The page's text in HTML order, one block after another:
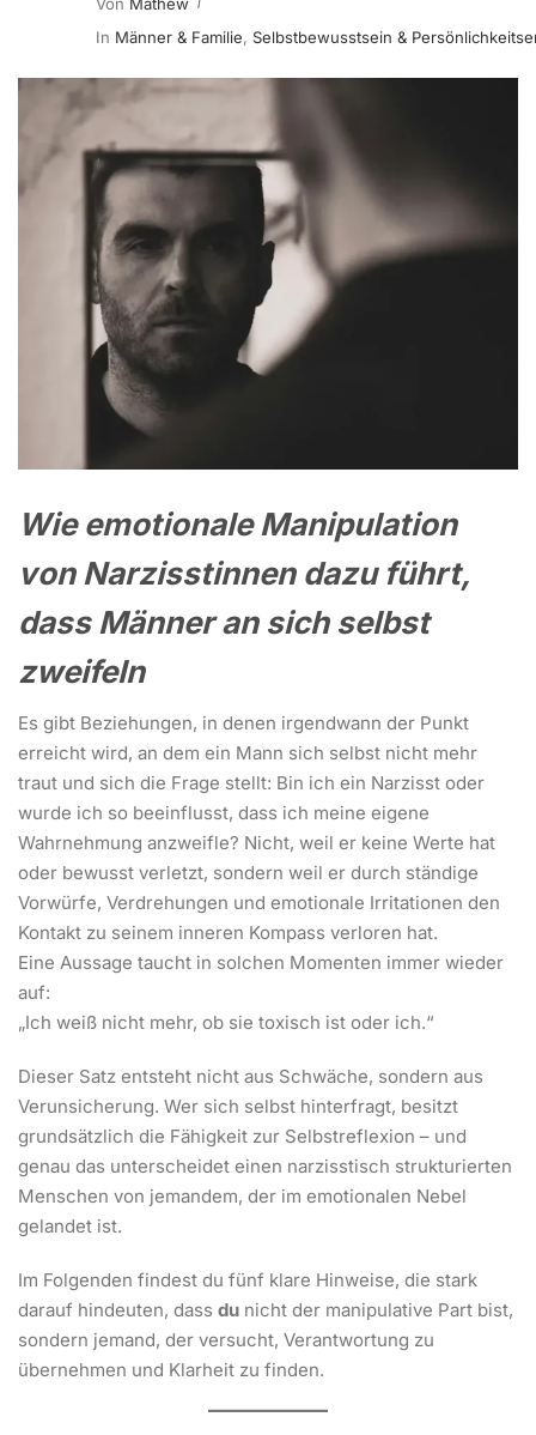
In Männer & Familie, Selbstbewusstsein &
Wie emotionale Manipulation
von Narzisstinnen dazu führt,
dass Männer an sich selbst
zweifeln
Es gibt Beziehungen, in denen irgendwann der Punkt
erreicht wird, an dem ein Mann sich selbst nicht mehr
traut und sich die Frage stellt: Bin ich ein Narzisst oder
wurde ich so beeinflusst, dass ich meine eigene
Wahrnehmung anzweifle? Nicht, weil er keine Werte hat
oder bewusst verletzt, sondern weil er durch ständige
Vorwürfe, Verdrehungen und emotionale Irritationen den
Kontakt zu seinem inneren Kompass verloren hat.
Eine Aussage taucht in solchen Momenten immer wieder
auf:
„Ich weiß nicht mehr, ob sie toxisch ist oder ich.“
Dieser Satz entsteht nicht aus Schwäche, sondern aus
Verunsicherung. Wer sich selbst hinterfragt, besitzt
grundsätzlich die Fähigkeit zur Selbstreflexion – und
genau das unterscheidet einen narzisstisch strukturierten
Menschen von jemandem, der im emotionalen Nebel
gelandet ist.
Im Folgenden findest du fünf klare Hinweise, die stark
darauf hindeuten, dass du nicht der manipulative Part bist,
sondern jemand, der versucht, Verantwortung zu
übernehmen und Klarheit zu finden.